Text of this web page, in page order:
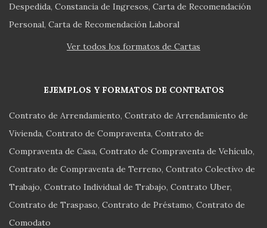
Despedida Constancia de Ingresos Carta de Recomendación
Personal Carta de Recomendación Laboral
Ver todos los formatos de Cartas
EJEMPLOS Y FORMATOS DE CONTRATOS
Contrato de Arrendamiento Contrato de Arrendamiento de
Vivienda Contrato de Compraventa Contrato de
Compraventa de Casa Contrato de Compraventa de Vehículo
Contrato de Compraventa de Terreno Contrato Colectivo de
Trabajo Contrato Individual de Trabajo Contrato Uber
Contrato de Traspaso Contrato de Préstamo Contrato de
Comodato